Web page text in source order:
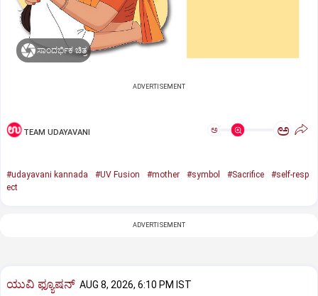
ಸಾಂದರ್ಭಿಕ ಚಿತ್ರ
ADVERTISEMENT
TEAM UDAYAVANI ಅ ಅ
#udayavani kannada #UV Fusion #mother #symbol #Sacrifice
#self-resp
ect
ADVERTISEMENT
ಯುವಿ ಫ್ಯೂಷನ್ AUG 8, 2026, 6:10 PM IST